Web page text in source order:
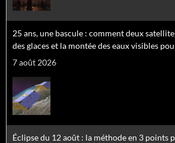
25 ans, une bascule : comment deux
des glaces et la montée des eaux visibles
7 août 2026
Éclipse du 12 août : la méthode en 3 points